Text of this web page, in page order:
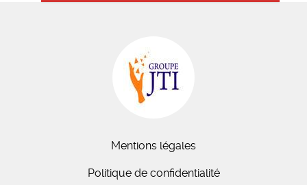
Mentions légales
Politique de confidentialité